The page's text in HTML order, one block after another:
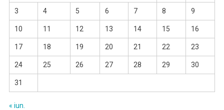
3 4 5 6 7 8 9
10 11 12 13 14 15 16
17 18 19 20 21 22 23
24 25 26 27 28 29 30
31
« iun.